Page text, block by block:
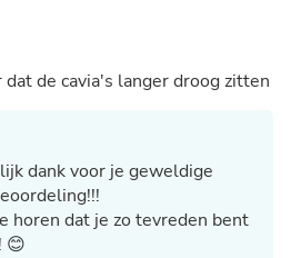
de cavia's langer droog zitten
dank voor je geweldige
horen dat je zo tevreden bent
😊